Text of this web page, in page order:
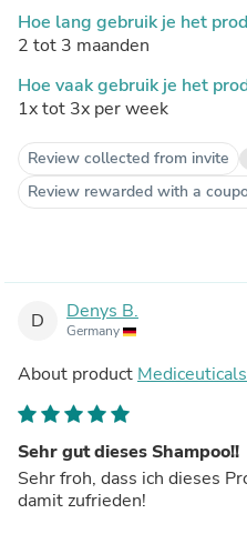
Hoe lang gebruik je het
2 tot 3 maanden
Hoe vaak gebruik je het
1x tot 3x per week
Review collected from invite
Review rewarded with a
D Denys B.
Germany
About product
Sehr gut dieses Shampoo!!
Sehr froh, dass ich dieses
damit zufrieden!